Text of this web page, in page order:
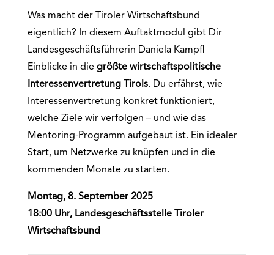
Was macht der Tiroler Wirtschaftsbund
eigentlich? In diesem Auftaktmodul gibt Dir
Landesgeschäftsführerin Daniela Kampfl
Einblicke in die größte wirtschaftspolitische
Interessenvertretung Tirols. Du erfährst, wie
Interessenvertretung konkret funktioniert,
welche Ziele wir verfolgen – und wie das
Mentoring-Programm aufgebaut ist. Ein idealer
Start, um Netzwerke zu knüpfen und in die
kommenden Monate zu starten.
Montag, 8. September 2025
18:00 Uhr, Landesgeschäftsstelle Tiroler
Wirtschaftsbund